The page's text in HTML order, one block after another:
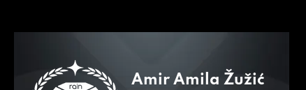
Amir Amila Žužić